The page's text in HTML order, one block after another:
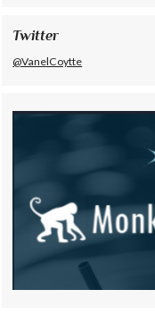
Twitter
@VanelCoytte